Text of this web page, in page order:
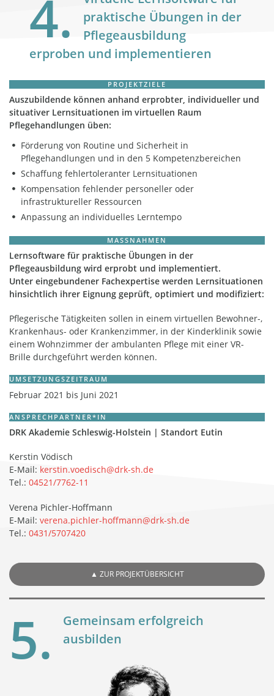
4.
praktische Übungen in der
Pflegeausbildung
erproben und implementieren
PROJEKTZIELE
Auszubildende können anhand erprobter, individueller und
situativer Lernsituationen im virtuellen Raum
Pflegehandlungen üben:
Förderung von Routine und Sicherheit in
Pflegehandlungen und in den 5 Kompetenzbereichen
Schaffung fehlertoleranter Lernsituationen
Kompensation fehlender personeller oder
infrastruktureller Ressourcen
Anpassung an individuelles Lerntempo
MASSNAHMEN
Lernsoftware für praktische Übungen in der
Pflegeausbildung wird erprobt und implementiert.
Unter eingebundener Fachexpertise werden Lernsituationen
hinsichtlich ihrer Eignung geprüft, optimiert und modifiziert:
Pflegerische Tätigkeiten sollen in einem virtuellen Bewohner-,
Krankenhaus- oder Krankenzimmer, in der Kinderklinik sowie
einem Wohnzimmer der ambulanten Pflege mit einer VR-
Brille durchgeführt werden können.
UMSETZUNGSZEITRAUM
Februar 2021 bis Juni 2021
ANSPRECHPARTNER*IN
DRK Akademie Schleswig-Holstein | Standort Eutin
Kerstin Vödisch
E-Mail: kerstin.voedisch@drk-sh.de
Tel.: 04521/7762-11
Verena Pichler-Hoffmann
E-Mail: verena.pichler-hoffmann@drk-sh.de
Tel.: 0431/5707420
▲ ZUR PROJEKTÜBERSICHT
5.
Gemeinsam erfolgreich
ausbilden